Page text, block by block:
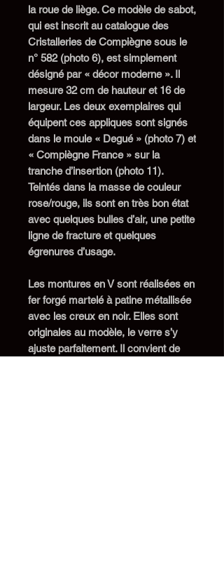
la roue de liège. Ce modèle desabot,
qui est inscrit au catalogue des
Cristalleries de Compiègnesous le
n° 582(photo 6), est simplement
désigné par « décormoderne ». Il
mesure32cm de hauteur et 16de
largeur. Les deux exemplaires qui
équipent ces appliques sont signés
dans le moule « Degué » (photo 7) et
« Compiègne France » sur la
tranche d’insertion (photo 11).
Teintés dans la masse de couleur
rose/rouge, ils sont en très bon état
avec quelques bulles d’air, une petite
ligne de fracture et quelques
égrenures d’usage.
Les montures enVsont réalisées en
fer forgé martelé à patine métallisée
avec les creux en noir. Elles sont
originales au modèle, le verre s’y
ajuste parfaitement. Il convient de